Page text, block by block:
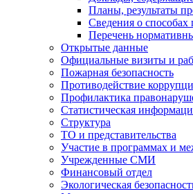
Планы, результаты
Сведения о способах
Перечень
Открытые данные
Официальные визиты и
Пожарная безопасность
Противодействие
Профилактика
Статистическая
Структура
ТО и представительства
Участие в программах и
Учрежденные СМИ
Финансовый отдел
Экологическая